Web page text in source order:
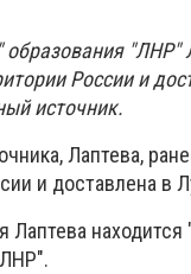
"ЛНР"
России и
источник.
Лаптева,
и доставлена в
Лаптева